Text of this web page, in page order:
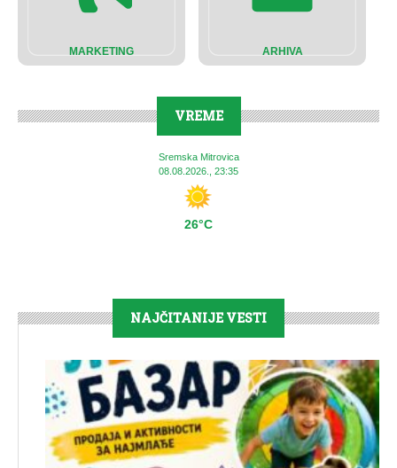
MARKETING ARHIVA
VREME
Sremska Mitrovica
08.08.2026., 23:35
26°C
NAJČITANIJE VESTI